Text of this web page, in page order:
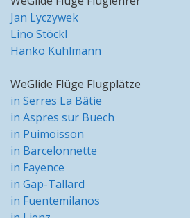
Jan Lyczywek
Lino Stöckl
Hanko Kuhlmann
WeGlide Flüge Flugplätze
in Serres La Bâtie
in Aspres sur Buech
in Puimoisson
in Barcelonnette
in Fayence
in Gap-Tallard
in Fuentemilanos